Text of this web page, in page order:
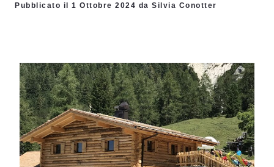
Pubblicato il 1 Ottobre 2024 da Silvia Conotter